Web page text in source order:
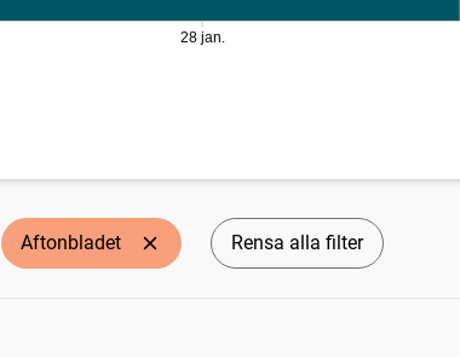
28 jan.
Aftonbladet Rensa alla filter